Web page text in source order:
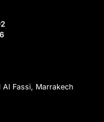
Al Fassi, Marrakech